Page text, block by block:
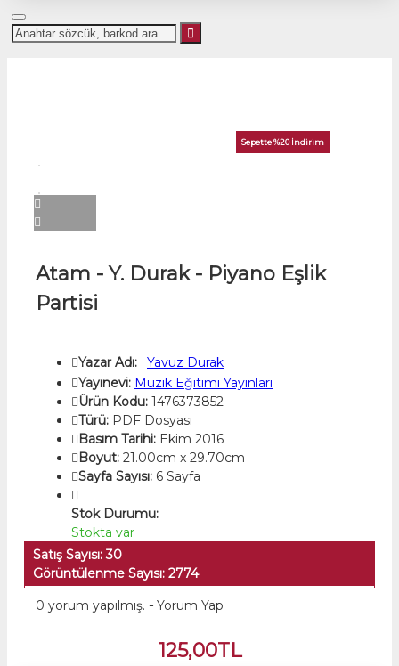
Sepette %20 İndirim
Atam - Y. Durak - Piyano Eşlik
Partisi
Yazar Adı:
Yavuz Durak
Yayınevi: Müzik Eğitimi Yayınları
Ürün Kodu: 1476373852
Türü: PDF Dosyası
Basım Tarihi: Ekim 2016
Boyut: 21.00cm x 29.70cm
Sayfa Sayısı: 6 Sayfa
Stok Durumu:
Stokta var
Satış Sayısı: 30
Görüntülenme Sayısı: 2774
0 yorum yapılmış. - Yorum Yap
125,00TL